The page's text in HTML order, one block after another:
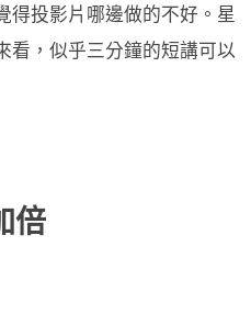
得投影片哪邊做的不好。星
看，似乎三分鐘的短講可以
倍